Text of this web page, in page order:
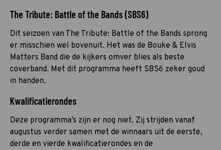
The Tribute: Battle of the Bands (SBS6)
Dit seizoen van The Tribute: Battle of the Bands sprong
er misschien wel bovenuit. Het was de Bouke & Elvis
Matters Band die de kijkers omver blies als beste
coverband. Met dit programma heeft SBS6 zeker goud
in handen.
Kwalificatierondes
Deze programma’s zijn er nog niet. Zij strijden vanaf
augustus verder samen met de winnaars uit de eerste,
derde en vierde kwalificatierondes en de